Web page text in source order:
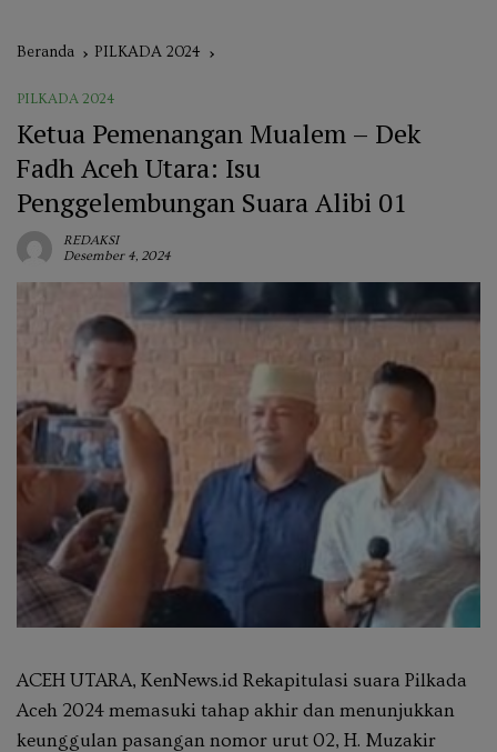
Beranda PILKADA 2024
PILKADA 2024
Ketua Pemenangan Mualem – Dek
Fadh Aceh Utara: Isu
Penggelembungan Suara Alibi 01
REDAKSI
Desember 4, 2024
ACEH UTARA, KenNews.id Rekapitulasi suara Pilkada
Aceh 2024 memasuki tahap akhir dan menunjukkan
keunggulan pasangan nomor urut 02, H. Muzakir